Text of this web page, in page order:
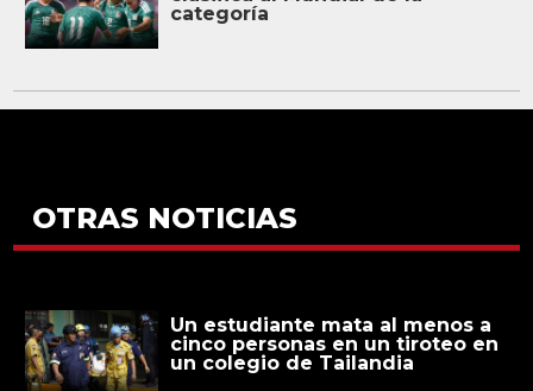
categoría
OTRAS NOTICIAS
Un estudiante mata al menos a
cinco personas en un tiroteo en
un colegio de Tailandia